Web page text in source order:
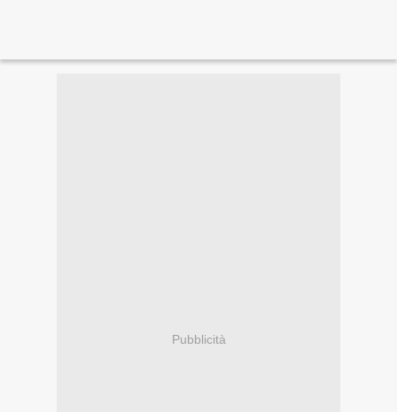
Pubblicità